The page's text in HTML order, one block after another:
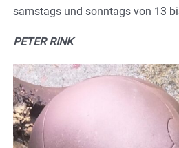
samstags und sonntags von 13
PETER RINK